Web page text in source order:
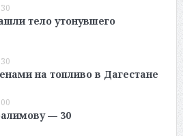
тело утонувшего
на топливо в Дагестане
— 30